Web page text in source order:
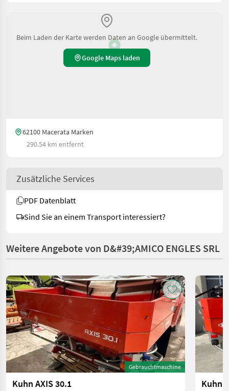
Beim Laden der Karte werden Daten an Google übermittelt.
Google Maps laden
62100 Macerata Marken
290.54 km entfernt
Zusätzliche Services
PDF Datenblatt
Sind Sie an einem Transport interessiert?
Weitere Angebote von D&#39;AMICO ENGLES SRL
Gebrauchtmaschine
Kuhn AXIS 30.1
Kuhn